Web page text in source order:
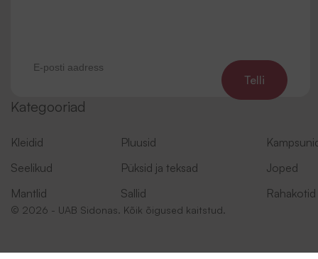
Telli
Kategooriad
Kleidid Pluusid
Seelikud
Püksid ja teksad
Joped
Mantlid
Sallid Rahakotid
© 2026 - UAB Sidonas. Kõik õigused kaitstud.